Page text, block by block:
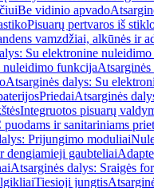
Be vidinio apvado
Pisuarų pertvaros iš
vamzdžiai, alkūnės ir
Su elektronine
nuleidimo funkcija
Atsarginės dalys: Su
PriedaiAtsarginės
Integruotos pisuarų
ir sanitariniams
Prijungimo moduliai
dengiamieji gaubteliai
Atsarginės dalys: Sraigės
Tiesioji jungtis